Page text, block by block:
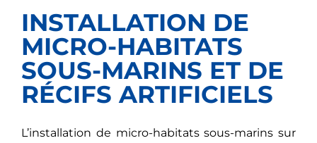
INSTALLATION DE
MICRO-HABITATS
SOUS-MARINS ET DE
RÉCIFS ARTIFICIELS
L’installation de micro-habitats sous-marins sur